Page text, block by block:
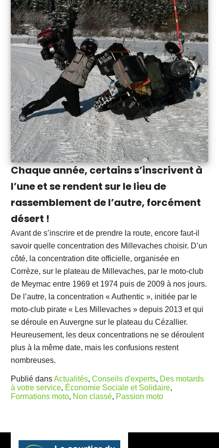
Chaque année, certains s’inscrivent à
l’une et se rendent sur le lieu de
rassemblement de l’autre, forcément
désert !
Avant de s’inscrire et de prendre la route, encore faut-il
savoir quelle concentration des Millevaches choisir. D’un
côté, la concentration dite officielle, organisée en
Corrèze, sur le plateau de Millevaches, par le moto-club
de Meymac entre 1969 et 1974 puis de 2009 à nos jours.
De l’autre, la concentration « Authentic », initiée par le
moto-club pirate « Les Millevaches » depuis 2013 et qui
se déroule en Auvergne sur le plateau du Cézallier.
Heureusement, les deux concentrations ne se déroulent
plus à la même date, mais les confusions restent
nombreuses.
Publié dansActualités,Conseils d'experts, Des motards
à votre service, Économie Sociale et Solidaire,
Formations moto, Non classé, Passion moto